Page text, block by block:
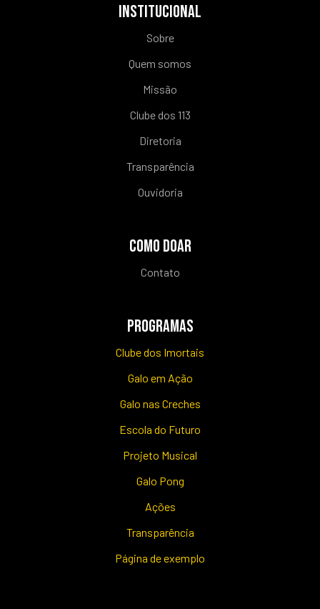
INSTITUCIONAL
Sobre
Quem somos
Missão
Clube dos 113
Diretoria
Transparência
Ouvidoria
COMO DOAR
Contato
PROGRAMAS
Clube dos Imortais
Galo em Ação
Galo nas Creches
Escola do Futuro
Projeto Musical
Galo Pong
Ações
Transparência
Página de exemplo